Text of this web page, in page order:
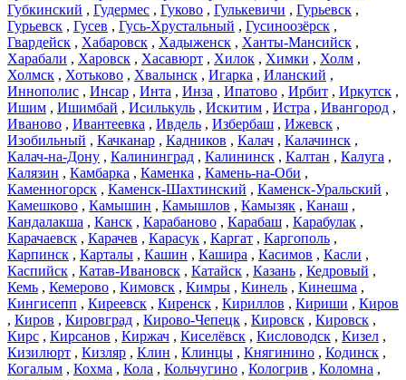
Губкинский , Гудермес , Гуково , Гулькевичи , Гурьевск ,
Гурьевск , Гусев , Гусь-Хрустальный , Гусиноозёрск ,
Гвардейск , Хабаровск , Хадыженск , Ханты-Мансийск ,
Харабали , Харовск , Хасавюрт , Хилок , Химки , Холм ,
Холмск , Хотьково , Хвалынск , Игарка , Иланский ,
Иннополис , Инсар , Инта , Инза , Ипатово , Ирбит , Иркутск ,
Ишим , Ишимбай , Исилькуль , Искитим , Истра , Ивангород ,
Иваново , Ивантеевка , Ивдель , Избербаш , Ижевск ,
Изобильный , Качканар , Кадников , Калач , Калачинск ,
Калач-на-Дону , Калининград , Калининск , Калтан , Калуга ,
Калязин , Камбарка , Каменка , Камень-на-Оби ,
Каменногорск , Каменск-Шахтинский , Каменск-Уральский ,
Камешково , Камышин , Камышлов , Камызяк , Канаш ,
Кандалакша , Канск , Карабаново , Карабаш , Карабулак ,
Карачаевск , Карачев , Карасук , Каргат , Каргополь ,
Карпинск , Карталы , Кашин , Кашира , Касимов , Касли ,
Каспийск , Катав-Ивановск , Катайск , Казань , Кедровый ,
Кемь , Кемерово , Кимовск , Кимры , Кинель , Кинешма ,
Кингисепп , Киреевск , Киренск , Кириллов , Кириши , Киров
, Киров , Кировград , Кирово-Чепецк , Кировск , Кировск ,
Кирс , Кирсанов , Киржач , Киселёвск , Кисловодск , Кизел ,
Кизилюрт , Кизляр , Клин , Клинцы , Княгинино , Кодинск ,
Когалым , Кохма , Кола , Кольчугино , Кологрив , Коломна ,